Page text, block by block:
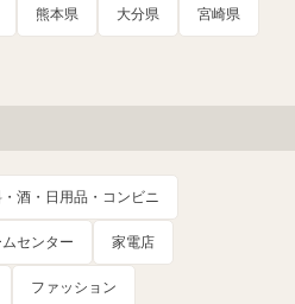
熊本県 大分県 宮崎県
酒・日用品・コンビニ
センター 家電店
ファッション